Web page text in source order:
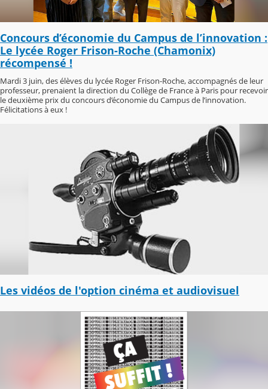
Concours d’économie du Campus de l’innovation :
Le lycée Roger Frison-Roche (Chamonix)
récompensé !
Mardi 3 juin, des élèves du lycée Roger Frison-Roche, accompagnés de leur
professeur, prenaient la direction du Collège de France à Paris pour recevoir
le deuxième prix du concours d’économie du Campus de l’innovation.
Félicitations à eux !
Les vidéos de l'option cinéma et audiovisuel